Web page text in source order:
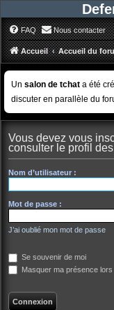
FAQ Nous contacter
Accueil Accueil du
Un salon de tchat a été
discuter en parallèle du
Vous devez vous
consulter le profil
Nom d’utilisateur :
Mot de passe :
J’ai oublié mon mot de passe
Se souvenir de moi
Masquer ma présence